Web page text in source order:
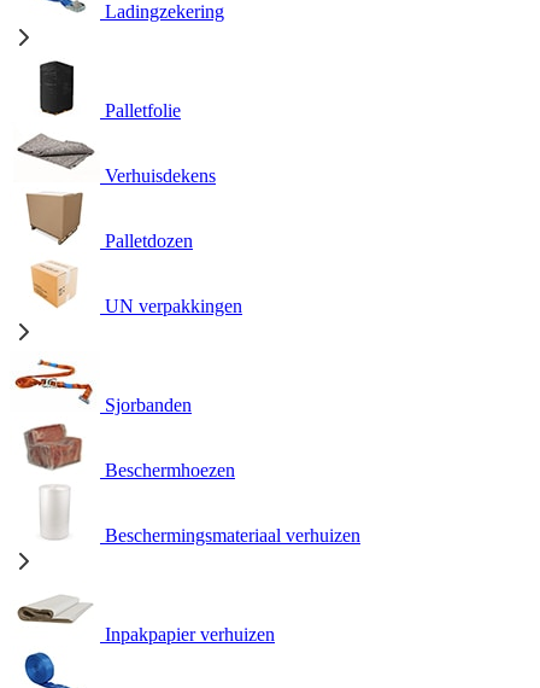
Ladingzekering
Palletfolie
Verhuisdekens
Palletdozen
UN verpakkingen
Sjorbanden
Beschermhoezen
Beschermingsmateriaal verhuizen
Inpakpapier verhuizen